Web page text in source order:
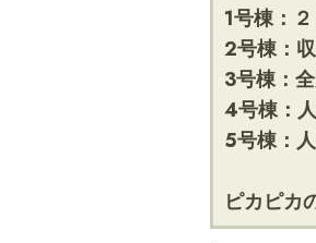
1号棟：
2号棟：
3号棟：
4号棟：
5号棟：
ピカピカ